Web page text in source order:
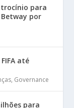
para
por
até
, Governance
para